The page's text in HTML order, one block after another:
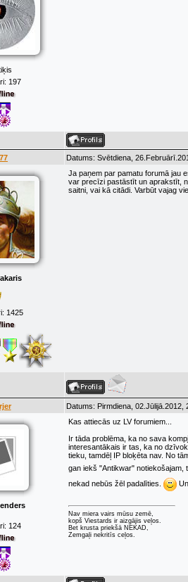
197
Datums: Svētdiena,
1425
Ja paņem par pamatu forumā jau
var precīzi pastāstīt un aprakstīt,
saitni, vai kā citādi. Varbūt vajag
Datums: Pirmdiena,
124
Kas attiecās uz LV forumiem...
Ir tāda problēma, ka no sava
interesantākais ir tas, ka no
tieku, tamdēļ IP bloķēta nav. No
gan iekš "Antikwar"
nekad nebūs žēl padalīties.
Nav miera vairs mūsu zemē,
kopš Viestards ir aizgājis veļos.
Bet krusta priekšā NEKAD,
Zemgaļi nekritīs ceļos.